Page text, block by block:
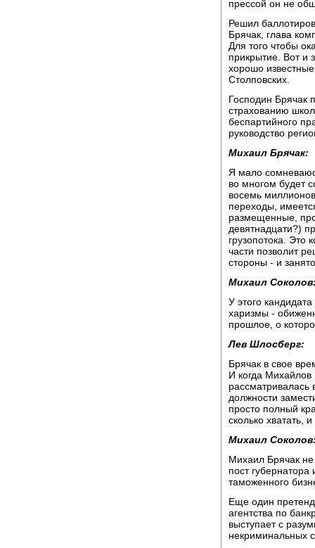
прессой он не
Решил
Брячак, глава
Для того чтобы
прикрытие. Вот и
хорошо
Столповских.
Господин Брячак
страхованию
беспартийного
руководство
Михаил Брячак:
Я мало
во многом будет
восемь
переходы,
размещенные,
девятнадцати?)
грузопотока. Это
части позволит
стороны - и
Михаил
У этого
харизмы -
прошлое, о
Лев Шлосберг:
Брячак в свое
И когда Михайлов
рассматривалась
должности
просто полный
сколько хватать,
Михаил
Михаил Брячак не
пост
таможенного
Еще один
агентства по
выступает с
некриминальных